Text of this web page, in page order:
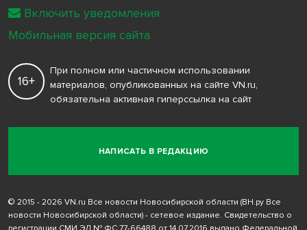
НАПИСАТЬ В РЕДАКЦИЮ
16+
При полном или частичном использовании
материалов, опубликованных на сайте VN.ru,
обязательна активная гиперссылка на сайт
© 2015 - 2026 VN.ru Все новости Новосибирской области (ВН.ру Все
новости Новосибирской области) - сетевое издание. Свидетельство о
Включить уведомления
Мобильная версия сайта